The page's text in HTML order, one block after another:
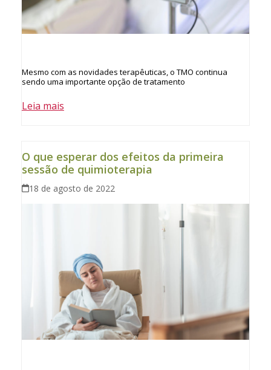
Mesmo com as novidades terapêuticas, o TMO continua
sendo uma importante opção de tratamento
Leia mais
O que esperar dos efeitos da primeira
sessão de quimioterapia
18 de agosto de 2022